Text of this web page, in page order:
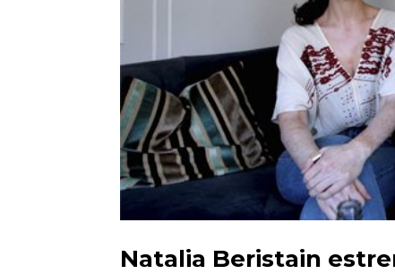
Natalia Beristain